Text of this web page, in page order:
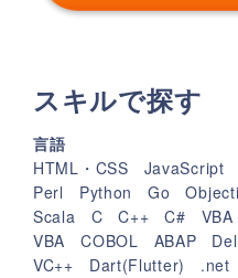
スキルで探す
言語
HTML・CSS
JavaScript
Perl
Python Go
Scala
C C++ C# VBA
VBA
COBOL ABAP
VC++
Dart(Flutter) .net